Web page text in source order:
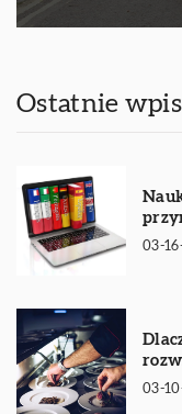
Ostatnie
03-
03-